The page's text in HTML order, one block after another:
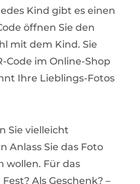
Kind gibt es einen
öffnen Sie den
mit dem Kind. Sie
Code im Online-Shop
Ihre Lieblings-Fotos
Sie vielleicht
Anlass Sie das Foto
wollen. Für das
Als Geschenk? –